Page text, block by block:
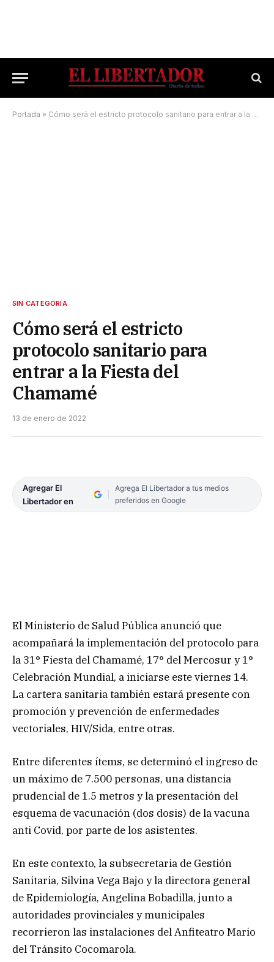
Portada » Cómo será el estricto protocolo sanitario para entrar a la Fiesta del Chamamé
SIN CATEGORÍA
Cómo será el estricto
protocolo sanitario para
entrar a la Fiesta del
Chamamé
13 de enero de 2022
Agregar El
Libertador en
Agrega El Libertador a tus medios
preferidos en Google
El Ministerio de Salud Pública anunció que
acompañará la implementación del protocolo para
la 31° Fiesta del Chamamé, 17° del Mercosur y 1°
Celebración Mundial, a iniciarse este viernes 14.
La cartera sanitaria también estará presente con
promoción y prevención de enfermedades
vectoriales, HIV/Sida, entre otras.
Entre diferentes ítems, se determinó el ingreso de
un máximo de 7.500 personas, una distancia
prudencial de 1.5 metros y la presentación del
esquema de vacunación (dos dosis) de la vacuna
anti Covid, por parte de los asistentes.
En este contexto, la subsecretaria de Gestión
Sanitaria, Silvina Vega Bajo y la directora general
de Epidemiología, Angelina Bobadilla, junto a
autoridades provinciales y municipales
recorrieron las instalaciones del Anfiteatro Mario
del Tránsito Cocomarola.